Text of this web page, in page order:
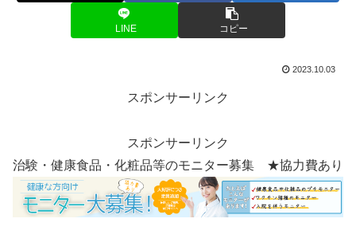
LINE コピー
2023.10.03
スポンサーリンク
スポンサーリンク
治験・健康食品・化粧品等のモニター募集 ★協力費あり